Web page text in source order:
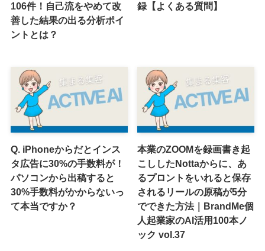
106件！自己流をやめて改
善した結果の出る分析ポイ
ントとは？
録【よくある質問】
Q. iPhoneからだとインス
タ広告に30%の手数料が！
パソコンから出稿すると
30%手数料がかからないっ
て本当ですか？
本業のZOOMを録画書き起
こししたNottaからに、あ
るプロントをいれると保存
されるリールの原稿が5分
でできた方法｜BrandMe個
人起業家のAI活用100本ノ
ック vol.37